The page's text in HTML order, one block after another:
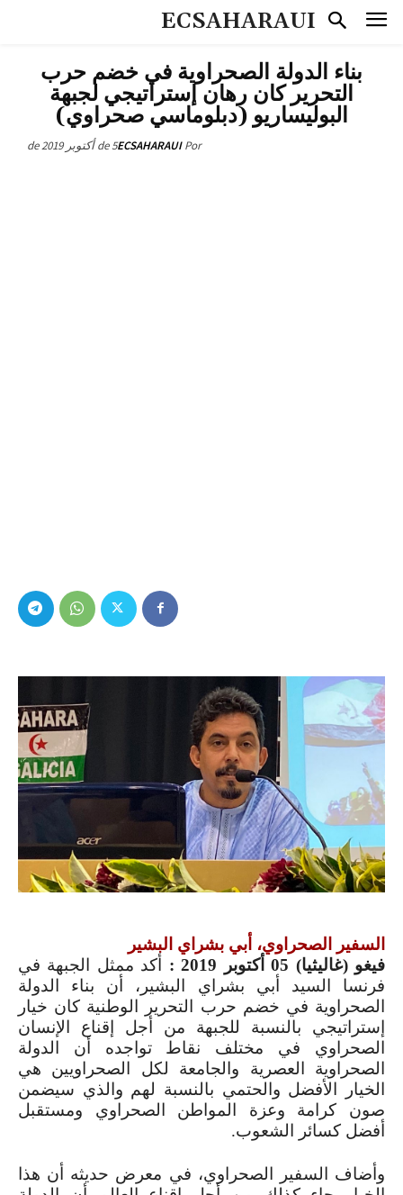
ECSAHARAUI
بناء الدولة الصحراوية في خضم حرب
التحرير كان رهان إستراتيجي لجبهة
البوليساريو (دبلوماسي صحراوي)
Por
ECSAHARAUI5 de أكتوبر de 2019
السفير الصحراوي، أبي بشراي البشير
فيغو (غاليثيا) 05 أكتوبر 2019 :
أكد ممثل الجبهة في
فرنسا السيد أبي بشراي البشير، أن بناء الدولة
الصحراوية في خضم حرب التحرير الوطنية كان خيار
إستراتيجي بالنسبة للجبهة من أجل إقناع الإنسان
الصحراوي في مختلف نقاط تواجده أن الدولة
الصحراوية العصرية والجامعة لكل الصحراويين هي
الخيار الأفضل والحتمي بالنسبة لهم والذي سيضمن
صون كرامة وعزة المواطن الصحراوي ومستقبل
أفضل كسائر الشعوب.
وأضاف السفير الصحراوي، في معرض حديثه أن هذا